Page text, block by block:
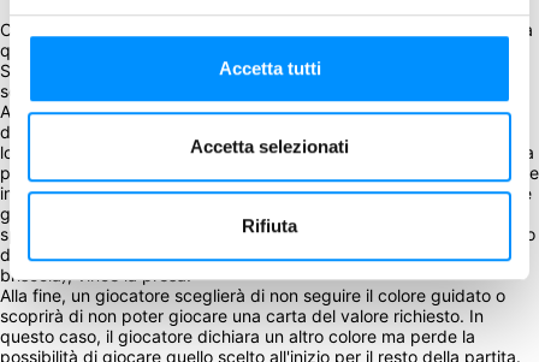
Accetta tutti
Accetta selezionati
Rifiuta
Cat in the Box è uno straordinario gioco di prestigio sulla meccanica
quantistica e sui gatti. Come nel famoso esperimento di pensiero di
Schrödinger, i gatti sulle carte assumono il loro stato o colore finale
solo nel momento in cui vengono giocati.
All'inizio di ogni turno vengono distribuite tutte le carte e i giocatori
devono dichiarare quante prese ritengono di poter vincere con la
loro mano di carte. Successivamente, il giocatore principale gioca la
prima carta e dichiara un colore. Poiché le carte non hanno un colore
intrinseco, il colore di una carta viene identificato solo quando viene
giocata. A turno, ogni altro giocatore gioca una singola carta,
spesso seguendo il colore del capofila. La carta con il valore più alto
del colore in testa, o la carta rossa di valore più alto (il rosso è la
briscola), vince la presa.
Alla fine, un giocatore sceglierà di non seguire il colore guidato o
scoprirà di non poter giocare una carta del valore richiesto. In
questo caso, il giocatore dichiara un altro colore ma perde la
possibilità di giocare quello scelto all'inizio per il resto della partita.